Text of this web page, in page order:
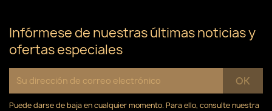
Infórmese de nuestras últimas noticias y
ofertas especiales
Puede darse de baja en cualquier momento. Para ello, consulte nuestra